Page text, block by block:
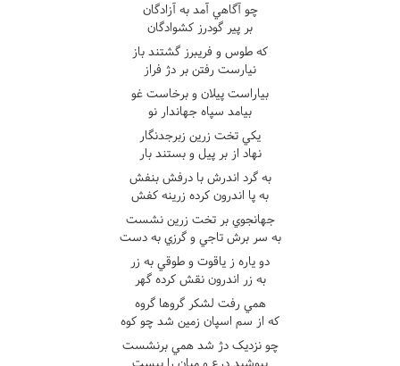
چو آگاهي آمد به آزادگان
بر پير گودرز کشوادگان
که طوس و فريبرز گشتند باز
نيارست رفتن بر دژ فراز
بياراست پيلان و برخاست غو
بيامد سپاه جهاندار نو
يکي تخت زرين زبرجدنگار
نهاد از بر پيل و بستند بار
به گرد اندرش با درفش بنفش
به پا اندرون کرده زرينه کفش
جهانجوي بر تخت زرين نشست
به سر برش تاجي و گرزي به دست
دو ياره ز ياقوت و طوقي به زر
به زر اندرون نقش کرده گهر
همي رفت لشکر گروها گروه
که از سم اسپان زمين شد چو کوه
چو نزديک دژ شد همي برنشست